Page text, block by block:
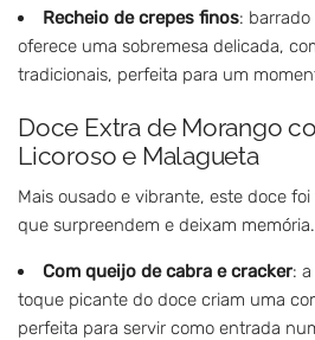
Recheio de crepes finos:
oferece uma sobremesa delicada,
tradicionais, perfeita para um
Doce Extra de Morango
Licoroso e Malagueta
Mais ousado e vibrante, este doce
que surpreendem e deixam memória.
Com queijo de cabra e cracker:
toque picante do doce criam uma
perfeita para servir como entrada